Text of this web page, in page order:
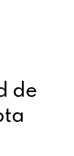
de